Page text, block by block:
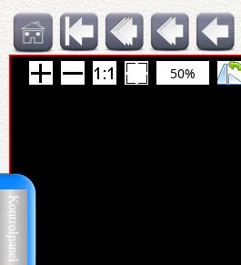
Kontrolpanel
50%